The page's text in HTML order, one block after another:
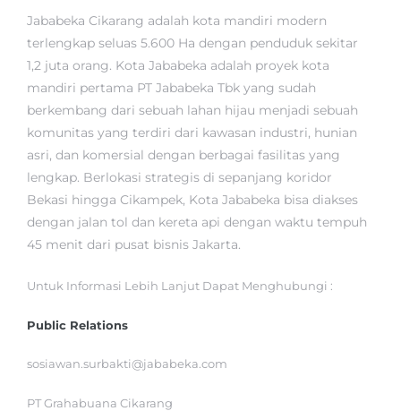
Jababeka Cikarang adalah kota mandiri modern
terlengkap seluas 5.600 Ha dengan penduduk sekitar
1,2 juta orang. Kota Jababeka adalah proyek kota
mandiri pertama PT Jababeka Tbk yang sudah
berkembang dari sebuah lahan hijau menjadi sebuah
komunitas yang terdiri dari kawasan industri, hunian
asri, dan komersial dengan berbagai fasilitas yang
lengkap. Berlokasi strategis di sepanjang koridor
Bekasi hingga Cikampek, Kota Jababeka bisa diakses
dengan jalan tol dan kereta api dengan waktu tempuh
45 menit dari pusat bisnis Jakarta.
Untuk Informasi Lebih Lanjut Dapat Menghubungi :
Public Relations
sosiawan.surbakti@jababeka.com
PT Grahabuana Cikarang